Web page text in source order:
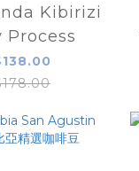
Kibirizi
Process